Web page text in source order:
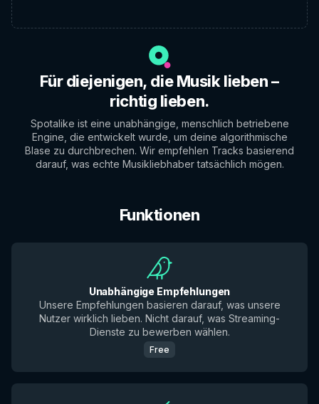
Für diejenigen, die Musik lieben –
richtig lieben.
Spotalike ist eine unabhängige, menschlich betriebene
Engine, die entwickelt wurde, um deine algorithmische
Blase zu durchbrechen. Wir empfehlen Tracks basierend
darauf, was echte Musikliebhaber tatsächlich mögen.
Funktionen
Unabhängige Empfehlungen
Unsere Empfehlungen basieren darauf, was unsere
Nutzer wirklich lieben. Nicht darauf, was Streaming-
Dienste zu bewerben wählen.
Free